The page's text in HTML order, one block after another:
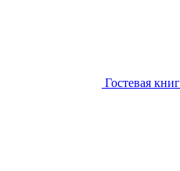
Гостевая